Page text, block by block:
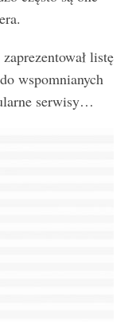
listę
wspomnianych
serwisy…